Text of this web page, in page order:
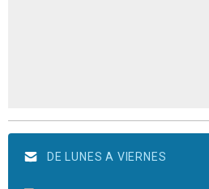
DE LUNES A VIERNES